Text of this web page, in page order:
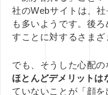
社のWebサイトは、
も多いようです。後
すことに対するさまざ
でも、そうした心配の
ほとんどデメリットは
ていないことが「顔